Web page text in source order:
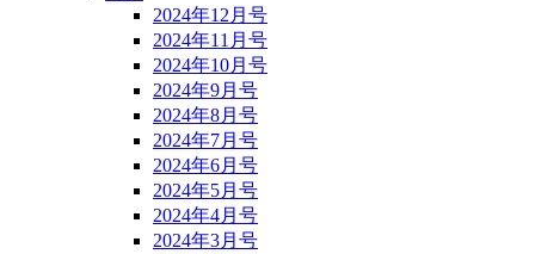
2024年12月号
2024年11月号
2024年10月号
2024年9月号
2024年8月号
2024年7月号
2024年6月号
2024年5月号
2024年4月号
2024年3月号